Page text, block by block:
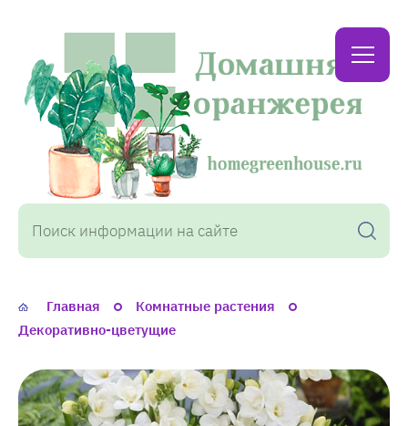
Домашняя
оранжерея
Главная
Комнатные растения
Декоративно-цветущие